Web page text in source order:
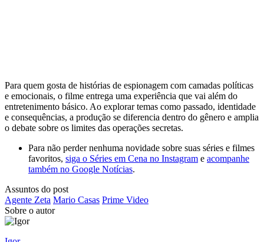
Para quem gosta de histórias de espionagem com camadas políticas
e emocionais, o filme entrega uma experiência que vai além do
entretenimento básico. Ao explorar temas como passado, identidade
e consequências, a produção se diferencia dentro do gênero e amplia
o debate sobre os limites das operações secretas.
Para não perder nenhuma novidade sobre suas séries e filmes
favoritos, siga o Séries em Cena no Instagram e acompanhe
também no Google Notícias.
Assuntos do post
Agente Zeta Mario Casas Prime Video
Sobre o autor